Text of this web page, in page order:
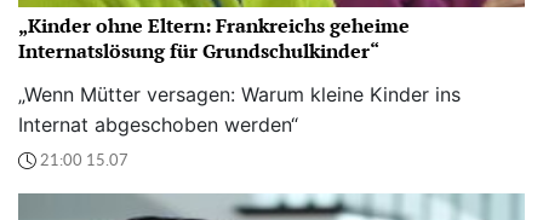
„Kinder ohne Eltern: Frankreichs geheime
Internatslösung für Grundschulkinder“
„Wenn Mütter versagen: Warum kleine Kinder ins
Internat abgeschoben werden“
21:00 15.07